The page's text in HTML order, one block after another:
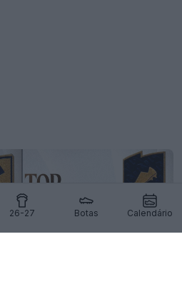
26-27 Botas Calendário